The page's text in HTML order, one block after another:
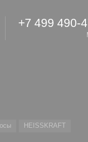
+7 499 490-
HEISSKRAFT